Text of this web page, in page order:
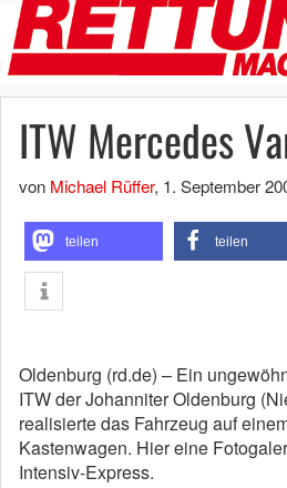
ITW Mercedes
von Michael Rüffer, 1. September
teilen teilen
Oldenburg (rd.de) – Ein
ITW der Johanniter Oldenburg
realisierte das Fahrzeug auf
Kastenwagen. Hier eine
Intensiv-Express.